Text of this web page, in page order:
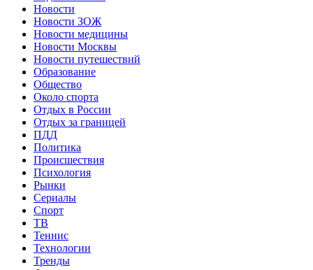
Новости
Новости ЗОЖ
Новости медицины
Новости Москвы
Новости путешествий
Образование
Общество
Около спорта
Отдых в России
Отдых за границей
ПДД
Политика
Происшествия
Психология
Рынки
Сериалы
Спорт
ТВ
Теннис
Технологии
Тренды